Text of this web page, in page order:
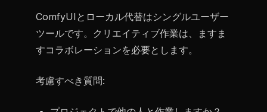
ComfyUIとローカル代替はシングルユーザー
ツールです。クリエイティブ作業は、ますま
すコラボレーションを必要とします。
考慮すべき質問: